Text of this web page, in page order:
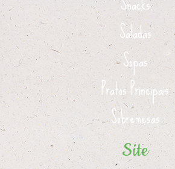
Saladas
Sopas
Pratos Principais
Sobremesas
Site